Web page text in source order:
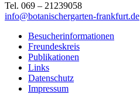
Tel. 069 – 21239058
info@botanischergarten-frankfurt.de
Besucherinformationen
Freundeskreis
Publikationen
Links
Datenschutz
Impressum